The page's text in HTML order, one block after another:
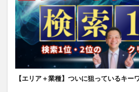
【エリア＋業種】ついに狙っているキー